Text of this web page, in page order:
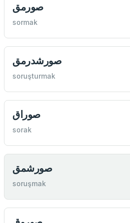
صورمق
sormak
صورشدرمق
soruşturmak
صوراق
sorak
صورشمق
soruşmak